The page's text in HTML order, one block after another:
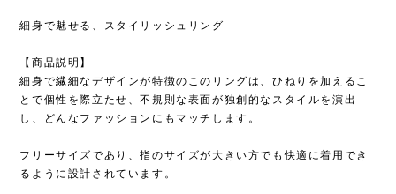
細身で魅せる、スタイリッシュリング
【商品説明】
細身で繊細なデザインが特徴のこのリングは、ひねりを加えるこ
とで個性を際立たせ、不規則な表面が独創的なスタイルを演出
し、どんなファッションにもマッチします。
フリーサイズであり、指のサイズが大きい方でも快適に着用でき
るように設計されています。